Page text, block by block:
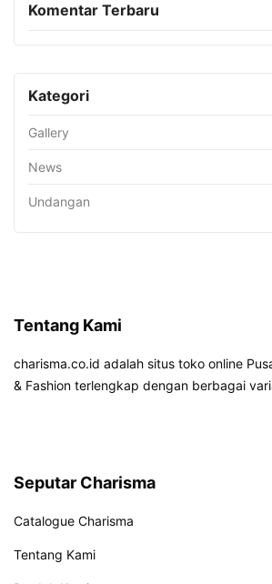
Komentar Terbaru
Kategori
Gallery
News
Undangan
Tentang Kami
charisma.co.id adalah situs toko online
& Fashion terlengkap dengan berbagai
Seputar Charisma
Catalogue Charisma
Tentang Kami